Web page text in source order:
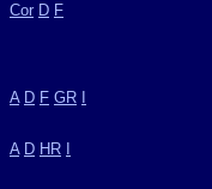
Cor D F
A D F GR
A D HR